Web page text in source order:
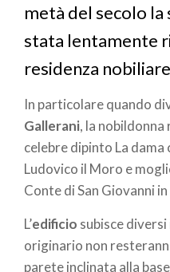
metà del secolo
stata lentamente
residenza
In particolare quando
Gallerani, la
celebre dipinto La dama
Ludovico il Moro e
Conte di San Giovanni
L’edificio subisce
originario non
parete inclinata alla